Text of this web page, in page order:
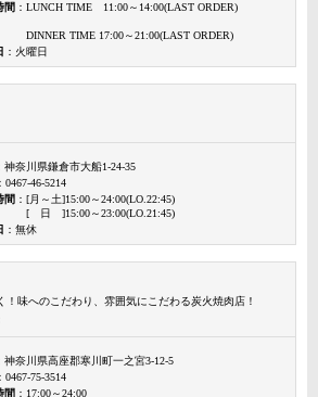
間 ：LUNCH TIME 11:00～14:00(LAST ORDER)
DINNER TIME 17:00～21:00(LAST ORDER)
：火曜日
神奈川県鎌倉市大船1-24-35
：0467-46-5214
間 ：[月～土]15:00～24:00(LO.22:45)
[ 日 ]15:00～23:00(LO.21:45)
：無休
！味へのこだわり、雰囲気にこだわる炭火焼肉店！
神奈川県高座郡寒川町一之宮3-12-5
：0467-75-3514
間 ：17:00～24:00